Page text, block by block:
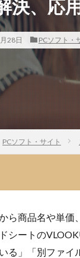
決、応
28日 PCソフト・
PCソフト・サイト
ら商品名や単価
シートの
る」「別ファイ